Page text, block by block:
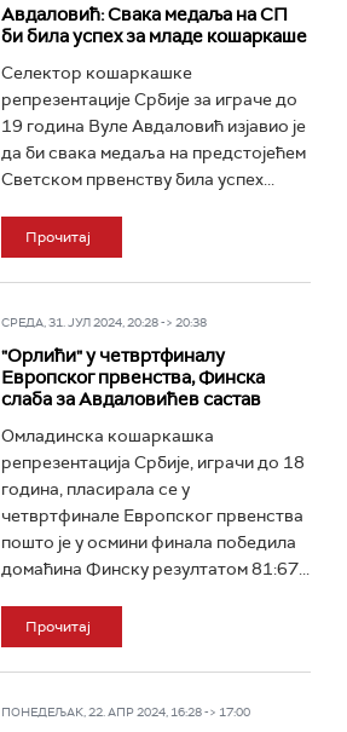
Авдаловић: Свака медаља на СП
би била успех за младе кошаркаше
Селектор кошаркашке
репрезентације Србије за играче до
19 година Вуле Авдаловић изјавио је
да би свака медаља на предстојећем
Светском првенству била успех...
Прочитај
СРЕДА, 31. ЈУЛ 2024, 20:28 -> 20:38
"Орлићи" у четвртфиналу
Европског првенства, Финска
слаба за Авдаловићев састав
Омладинска кошаркашка
репрезентација Србије, играчи до 18
година, пласирала се у
четвртфинале Европског првенства
пошто је у осмини финала победила
домаћина Финску резултатом 81:67...
Прочитај
ПОНЕДЕЉАК, 22. АПР 2024, 16:28 -> 17:00